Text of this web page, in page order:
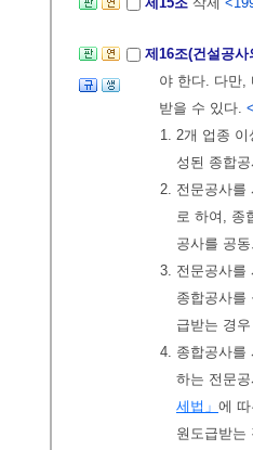
제16조(건설공
야 한다. 다만,
받을 수 있다.
1. 2개 업종
성된 종합
2. 전문공사를
로 하여, 종
공사를 공
3. 전문공사를
종합공사를
급받는 경우
4. 종합공사를
하는 전문
세법」 에
원도급받는